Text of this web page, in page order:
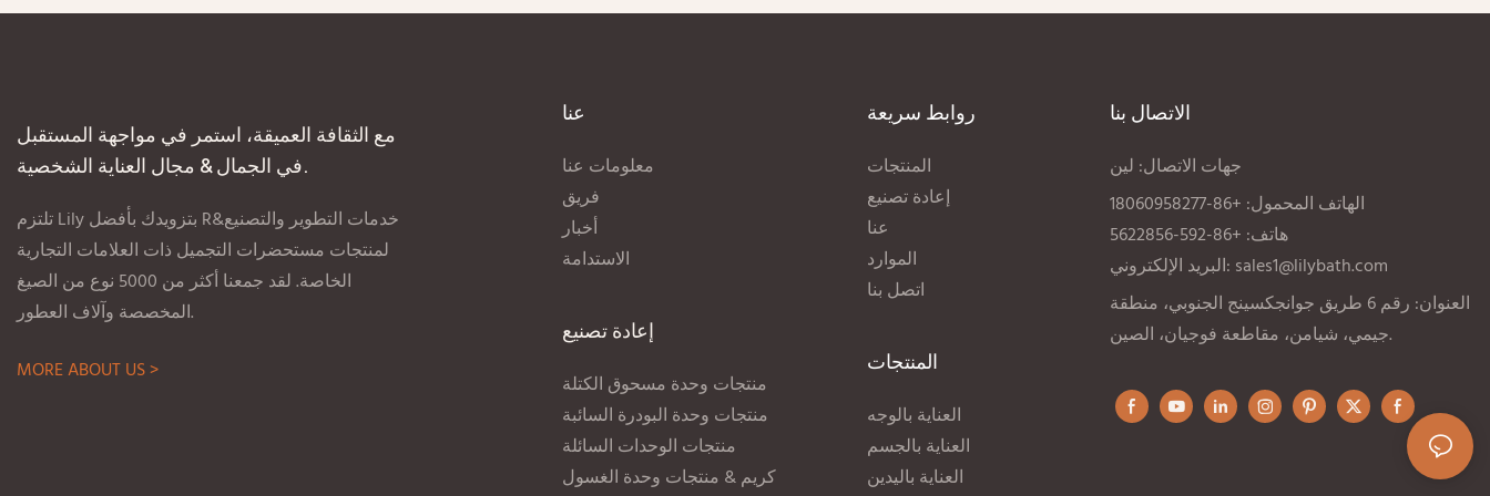
ناعمة كالحرير وعطرة برائحة رقيقة. مثالية
يضمن استخدامًا يدوم طويلًا، ويوفر رفاهية يومية
مع الثقافة العميقة، استمر في مواجهة المستقبل
في الجمال & مجال العناية الشخصية.
تلتزم Lily بتزويدك بأفضل R&خدمات التطوير والتصنيع
لمنتجات مستحضرات التجميل ذات العلامات التجارية
الخاصة. لقد جمعنا أكثر من 5000 نوع من الصيغ
المخصصة وآلاف العطور.
MORE ABOUT US >
عنا
معلومات عنا
فريق
أخبار
الاستدامة
إعادة تصنيع
منتجات وحدة مسحوق الكتلة
منتجات وحدة البودرة السائبة
منتجات الوحدات السائلة
كريم & منتجات وحدة الغسول
روابط سريعة
إعادة تصنيع
عنا
الموارد
اتصل بنا
المنتجات
العناية بالوجه
العناية بالجسم
الاتصال بنا
جهات الاتصال: لين
الهاتف المحمول: +86-18060958277
هاتف: +86-592-5622856
البريد الإلكتروني: sales1@lilybath.com
العنوان: رقم 6 طريق جوانجكسينج الجنوبي، منطقة
جيمي، شيامن، مقاطعة فوجيان، الصين.